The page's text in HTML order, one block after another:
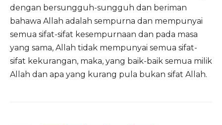
dengan bersungguh-sungguh dan beriman
bahawa Allah adalah sempurna dan mempunyai
semua sifat-sifat kesempurnaan dan pada masa
yang sama, Allah tidak mempunyai semua sifat-
sifat kekurangan, maka, yang baik-baik semua milik
Allah dan apa yang kurang pula bukan sifat Allah.